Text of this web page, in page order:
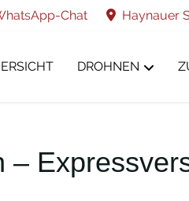
Chat Haynauer
DROHNEN
–